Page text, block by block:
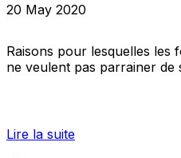
20 May 2020
Raisons pour lesquelles les
ne veulent pas parrainer de
Lire la suite